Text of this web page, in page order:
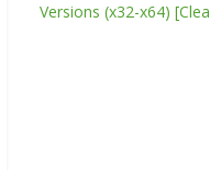
Versions (x32-x64)